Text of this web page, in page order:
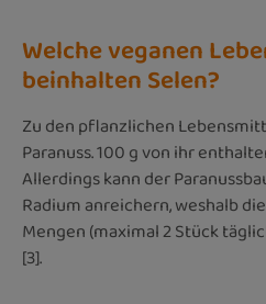
Welche veganen
beinhalten Selen?
Zu den pflanzlichen
Paranuss. 100 g von ihr
Allerdings kann der
Radium anreichern, weshalb
Mengen (maximal 2 Stück
[3].